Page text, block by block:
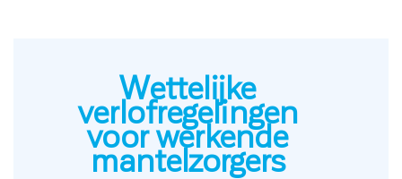
Wettelijke
verlofregelingen
voor werkende
mantelzorgers